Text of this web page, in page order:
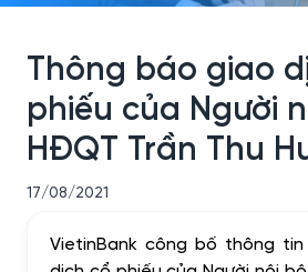
Thông báo giao
phiếu của Người
HĐQT Trần Thu
17/08/2021
VietinBank công bố thông